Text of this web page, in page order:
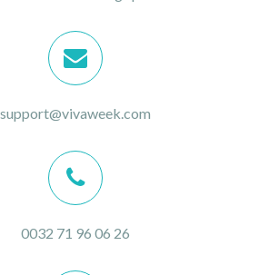
support@vivaweek.com
0032 71 96 06 26